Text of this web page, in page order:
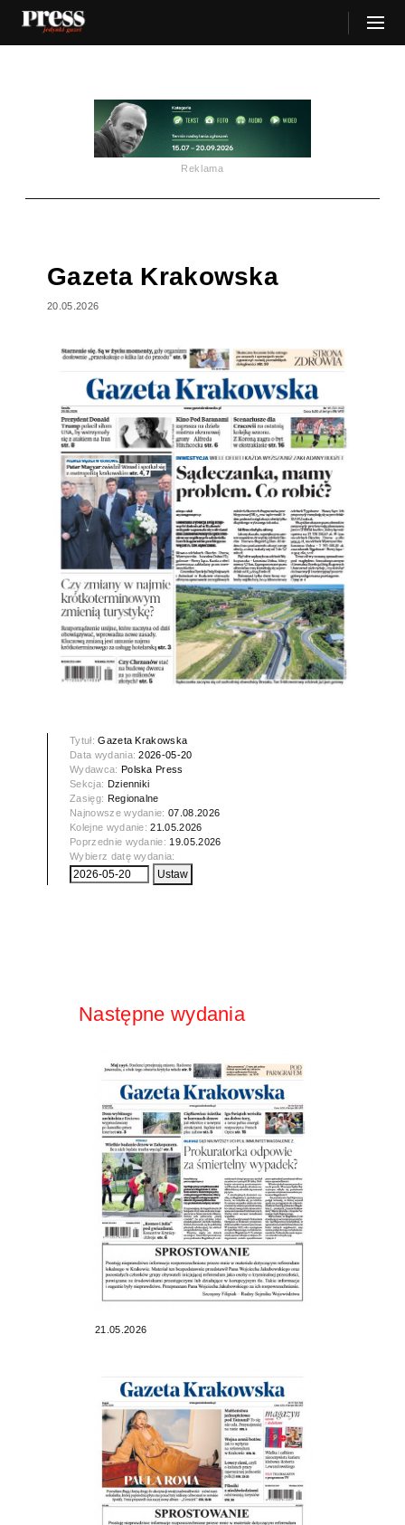
Reklama
Gazeta Krakowska
20.05.2026
Tytuł:Gazeta Krakowska
Data wydania:2026-05-20
Wydawca: Polska Press
Sekcja: Dzienniki
Zasięg: Regionalne
Najnowsze wydanie:07.08.2026
Kolejne wydanie:21.05.2026
Poprzednie wydanie: 19.05.2026
Wybierz datę wydania:
Następne wydania
21.05.2026